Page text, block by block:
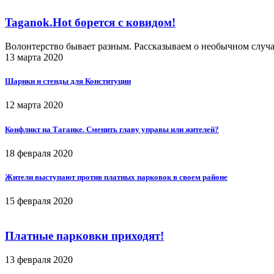
Taganok.Hot борется с ковидом!
Волонтерство бывает разным. Рассказываем о необычном
13 марта 2020
Шарики и стенды для Конституции
12 марта 2020
Конфликт на Таганке. Сменить главу управы или жителей?
18 февраля 2020
Жители выступают против платных парковок в своем районе
15 февраля 2020
Платные парковки приходят!
13 февраля 2020